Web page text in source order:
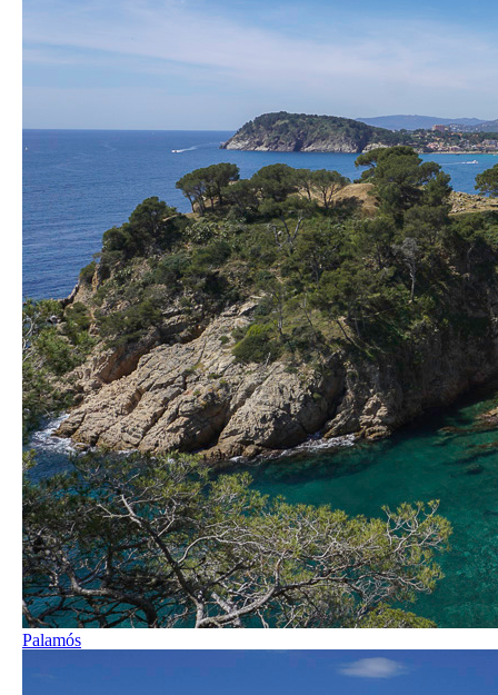
Palamós